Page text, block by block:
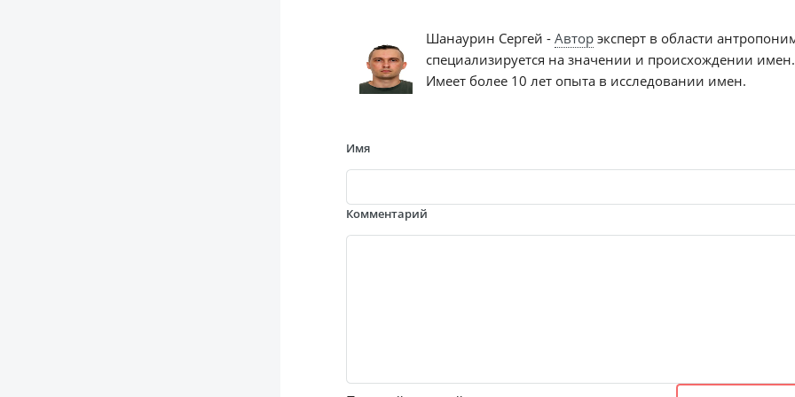
Шанаурин Сергей - Авторэксперт в области
специализируется на значении и происхождении имен.
Имеет более 10 лет опыта в исследовании имен.
Имя
Комментарий